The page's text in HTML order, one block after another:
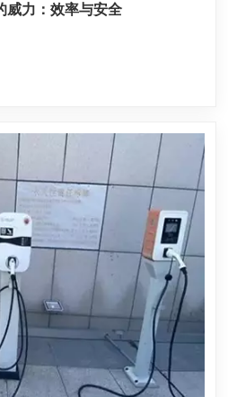
威力：效率与安全